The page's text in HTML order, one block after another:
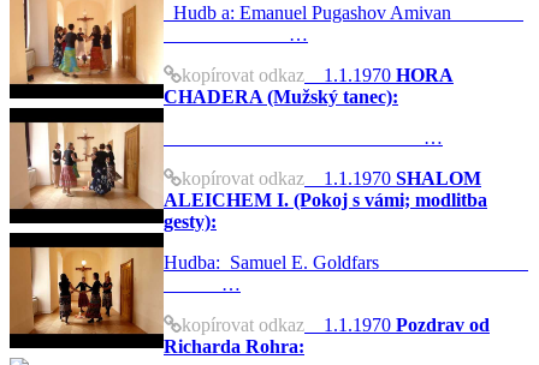
Hudb a: Emanuel Pugashov Amivan
…
kopírovat odkaz 1.1.1970 HORA
CHADERA (Mužský tanec):
…
kopírovat odkaz 1.1.1970 SHALOM
ALEICHEM I. (Pokoj s vámi; modlitba
gesty):
Hudba: Samuel E. Goldfars
…
kopírovat odkaz 1.1.1970 Pozdrav od
Richarda Rohra: